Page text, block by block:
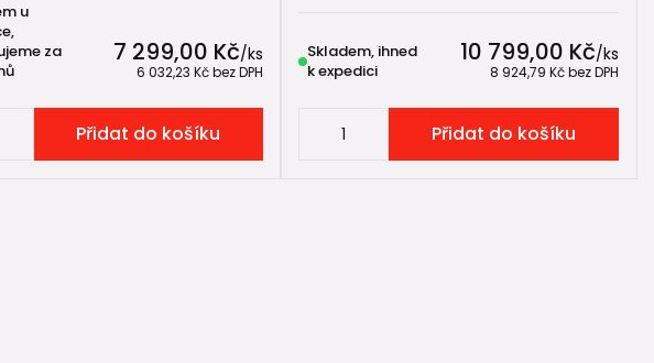
7 299,00 Kč/ks
6 032,23 Kčbez DPH
u
za
Přidat do košíku
10 799,00 Kč/ks
8 924,79 Kčbez DPH
Skladem, ihned
k expedici
Přidat do košíku